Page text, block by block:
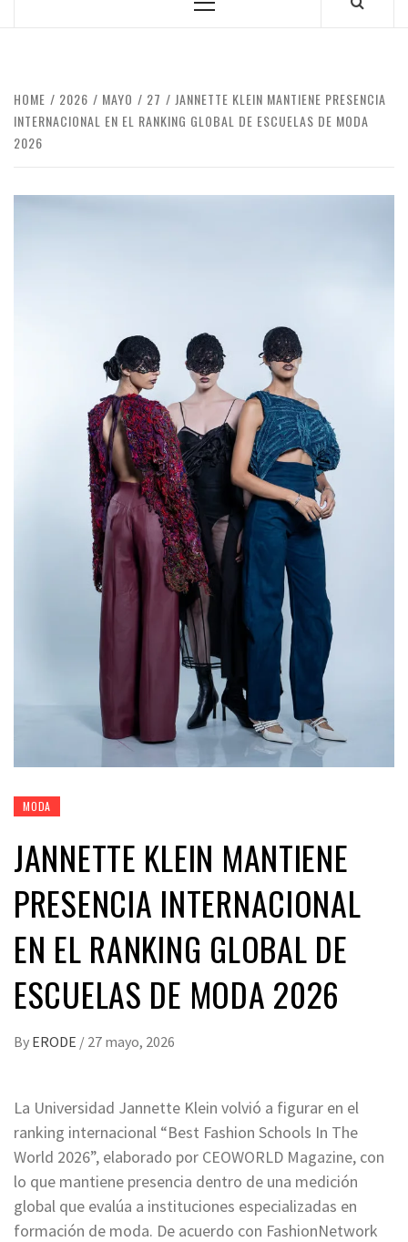
HOME 2026 MAYO 27
JANNETTE KLEIN MANTIENE PRESENCIA
INTERNACIONAL EN EL RANKING GLOBAL DE ESCUELAS DE MODA
2026
MODA
JANNETTE KLEIN MANTIENE
PRESENCIA INTERNACIONAL
EN EL RANKING GLOBAL DE
ESCUELAS DE MODA 2026
By ERODE / 27 mayo, 2026
La Universidad Jannette Klein volvió a figurar en el
ranking internacional “Best Fashion Schools In The
World 2026”, elaborado por CEOWORLD Magazine, con
lo que mantiene presencia dentro de una medición
global que evalúa a instituciones especializadas en
formación de moda. De acuerdo con FashionNetwork